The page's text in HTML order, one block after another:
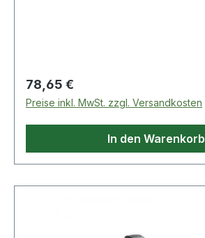
Regulärer Preis:
78,65 €
Preise inkl. MwSt. zzgl. Versandkosten
In den Warenkorb